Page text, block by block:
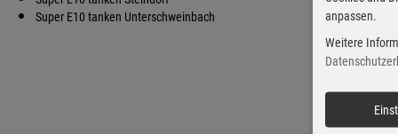
Super E10 tanken Unterschweinbach
1.98
gestern
1.989
anpassen.
Weitere